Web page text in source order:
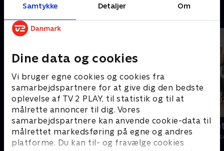
Samtykke Detaljer Om
Dine data og cookies
Vi bruger egne cookies og cookies fra
samarbejdspartnere for at give dig den bedste
oplevelse af TV 2 PLAY, til statistik og til at
målrette annoncer til dig. Vores
samarbejdspartnere kan anvende cookie-data til
målrettet markedsføring på egne og andres
platforme. Du kan til- og fravælge cookies
Bjergets helte
Drama • 15 sæsoner Drama • 10